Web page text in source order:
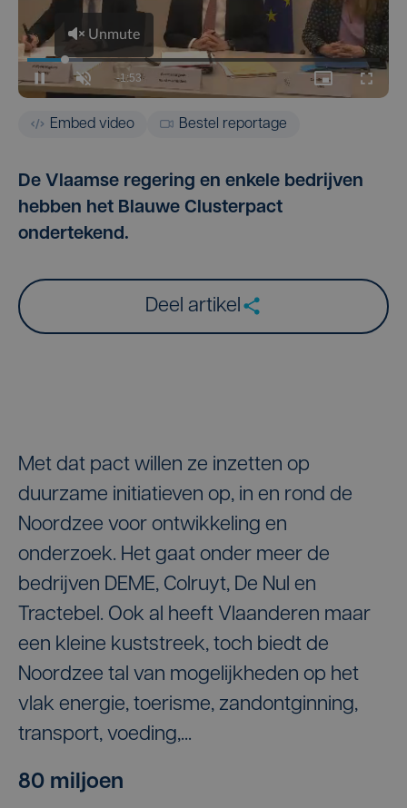
Embed video Bestel reportage
De Vlaamse regering en enkele bedrijven
hebben het Blauwe Clusterpact
ondertekend.
Deel artikel
Met dat pact willen ze inzetten op
duurzame initiatieven op, in en rond de
Noordzee voor ontwikkeling en
onderzoek. Het gaat onder meer de
bedrijven DEME, Colruyt, De Nul en
Tractebel. Ook al heeft Vlaanderen maar
een kleine kuststreek, toch biedt de
Noordzee tal van mogelijkheden op het
vlak energie, toerisme, zandontginning,
transport, voeding,...
80 miljoen